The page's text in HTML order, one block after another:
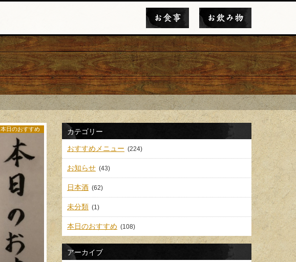
お食事 お飲み物
本日のおすすめ カテゴリー
おすすめメニュー (224)
お知らせ (43)
日本酒 (62)
未分類 (1)
本日のおすすめ (108)
アーカイブ